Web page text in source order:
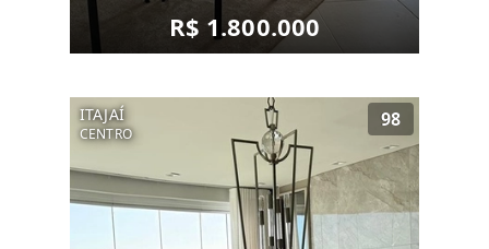
R$ 1.800.000
ITAJAÍ
CENTRO
98